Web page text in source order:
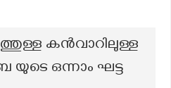
കൻവാറിലുള്ള
ഒന്നാം ഘട്ട